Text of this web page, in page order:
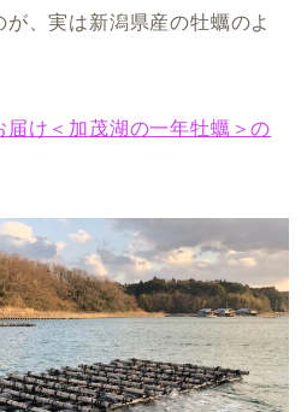
、実は新潟県産の牡蠣のよ
届け＜加茂湖の一年牡蠣＞の